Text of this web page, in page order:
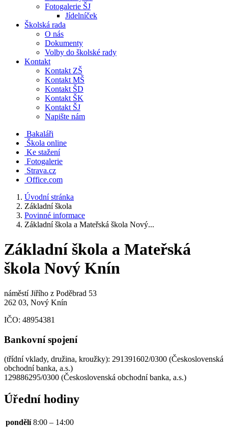
Fotogalerie ŠJ
Jídelníček
Školská rada
O nás
Dokumenty
Volby do školské rady
Kontakt
Kontakt ZŠ
Kontakt MŠ
Kontakt ŠD
Kontakt ŠK
Kontakt ŠJ
Napište nám
Bakaláři
Škola online
Ke stažení
Fotogalerie
Strava.cz
Office.com
Úvodní stránka
Základní škola
Povinné informace
Základní škola a Mateřská škola Nový...
Základní škola a Mateřská
škola Nový Knín
náměstí Jiřího z Poděbrad 53
262 03, Nový Knín
IČO: 48954381
Bankovní spojení
(třídní vklady, družina, kroužky): 291391602/0300 (Československá
obchodní banka, a.s.)
129886295/0300 (Československá obchodní banka, a.s.)
Úřední hodiny
pondělí 8:00 – 14:00